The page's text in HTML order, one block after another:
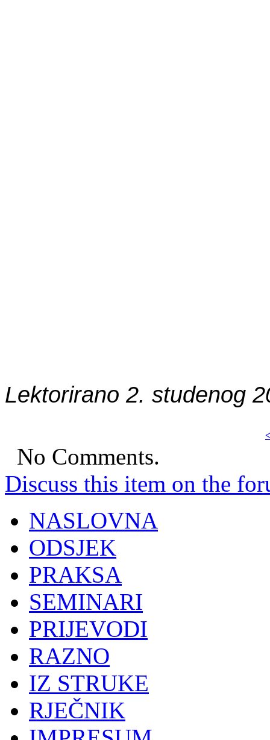
Lektorirano 2. studenog
No Comments.
Discuss this item on the
NASLOVNA
ODSJEK
PRAKSA
SEMINARI
PRIJEVODI
RAZNO
IZ STRUKE
RJEČNIK